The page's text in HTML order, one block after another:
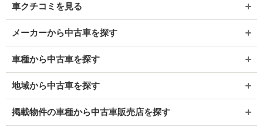
車クチコミを見る
メーカーから中古車を探す
車種から中古車を探す
地域から中古車を探す
掲載物件の車種から中古車販売店を探す